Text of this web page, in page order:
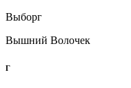
Выборг
Вышний Волочек
Г